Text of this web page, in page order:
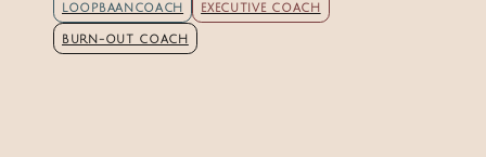
LOOPBAANCOACH EXECUTIVE COACH
BURN-OUT COACH